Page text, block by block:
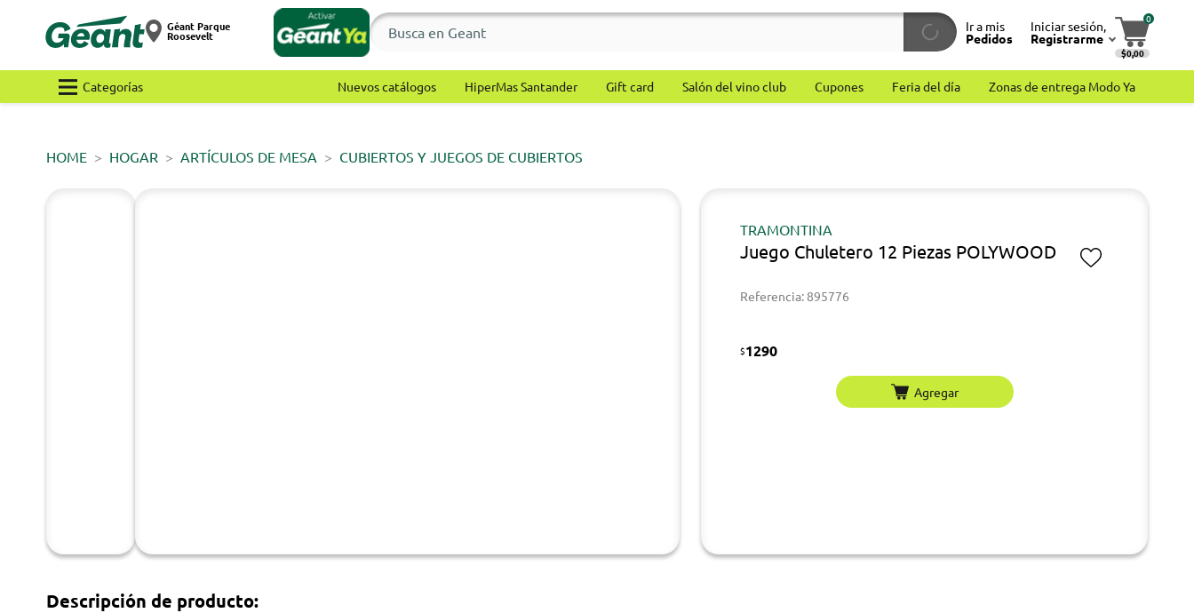
Géant Parque
Roosevelt
Ir a mis
Pedidos
Iniciar sesión,
Registrarme
0
$0,00
Categorías Nuevos catálogos HiperMas Santander Gift card Salón del vino club Cupones Feria del día Zonas de entrega Modo Ya
HOME HOGAR ARTÍCULOS DE MESA CUBIERTOS Y JUEGOS DE CUBIERTOS
TRAMONTINA
Juego Chuletero 12 Piezas POLYWOOD
Referencia: 895776
$1290
Agregar
Descripción de producto: